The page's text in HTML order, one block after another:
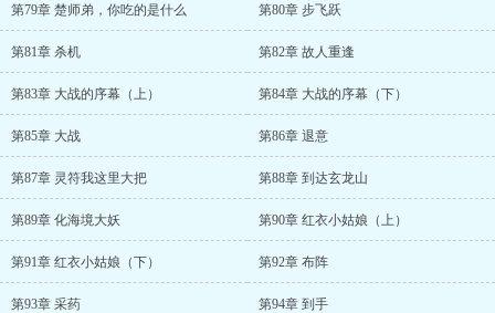
第79章 楚师弟，你吃的是什么 第80章 步飞跃
第81章 杀机 第82章 故人重逢
第83章 大战的序幕（上） 第84章 大战的序幕（下）
第85章 大战 第86章 退意
第87章 灵符我这里大把 第88章 到达玄龙山
第89章 化海境大妖 第90章 红衣小姑娘（上）
第91章 红衣小姑娘（下） 第92章 布阵
第93章 采药 第94章 到手